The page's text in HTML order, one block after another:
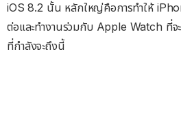
iOS 8.2 นั้น หลักใหญ่คือการทำให้
ต่อและทำงานร่วมกับ Apple Watch ที่จ
ที่กำลังจะถึงนี้